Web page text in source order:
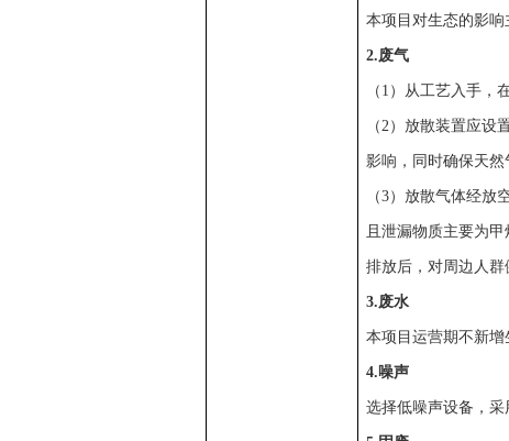
本项目对生态的影响
2.废气
（1）从工艺入手，
（2）放散装置应
影响，同时确保天然
（3）放散气体经
且泄漏物质主要为
排放后，对周边人群
3.废水
本项目运营期不新增
4.噪声
选择低噪声设备，采